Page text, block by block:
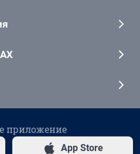
приложение
App Store